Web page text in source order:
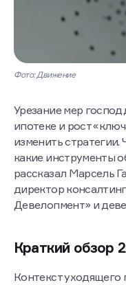
Фото: Движение
Урезание мер
ипотеке и рост
изменить
какие инструменты
рассказал Марсель
директор
Девелопмент» и
Краткий обзор
Контекст уходящего